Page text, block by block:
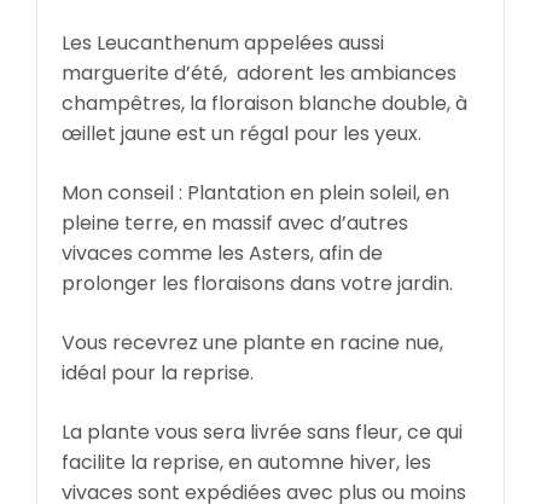
Les Leucanthenum appelées aussi
marguerite d’été, adorent les ambiances
champêtres, la floraison blanche double, à
œillet jaune est un régal pour les yeux.
Mon conseil : Plantation en plein soleil, en
pleine terre, en massif avec d’autres
vivaces comme les Asters, afin de
prolonger les floraisons dans votre jardin.
Vous recevrez une plante en racine nue,
idéal pour la reprise.
La plante vous sera livrée sans fleur, ce qui
facilite la reprise, en automne hiver, les
vivaces sont expédiées avec plus ou moins